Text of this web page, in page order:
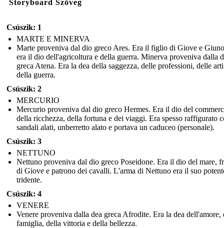
Storyboard Szöveg
Csúszik: 1
MARTE E MINERVA
Marte proveniva dal dio greco Ares. Era il figlio di Giove e
era il dio dell'agricoltura e della guerra. Minerva proveniva dalla
greca Atena. Era la dea della saggezza, delle professioni, delle
della guerra.
Csúszik: 2
MERCURIO
Mercurio proveniva dal dio greco Hermes. Era il dio del
della ricchezza, della fortuna e dei viaggi. Era spesso raffigurato
sandali alati, unberretto alato e portava un caduceo (personale).
Csúszik: 3
NETTUNO
Nettuno proveniva dal dio greco Poseidone. Era il dio del mare,
di Giove e patrono dei cavalli. L'arma di Nettuno era il suo
tridente.
Csúszik: 4
VENERE
Venere proveniva dalla dea greca Afrodite. Era la dea dell'amore,
famiglia, della vittoria e della bellezza.